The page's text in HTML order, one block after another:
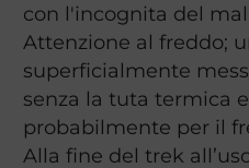
con l'incognita del
Attenzione al freddo;
superficialmente
senza la tuta termica
probabilmente per il
Alla fine del trek